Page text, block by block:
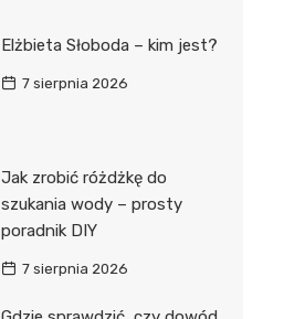
Elżbieta Słoboda – kim jest?
7 sierpnia 2026
Jak zrobić różdżkę do
szukania wody – prosty
poradnik DIY
7 sierpnia 2026